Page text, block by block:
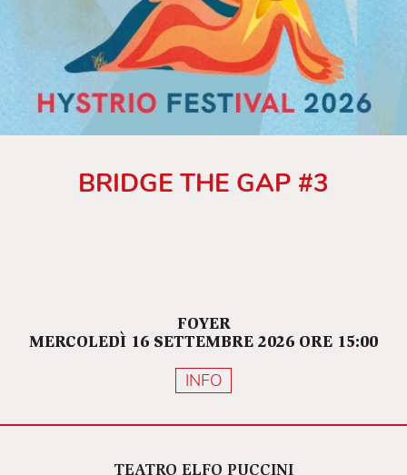
BRIDGE THE GAP #3
FOYER
MERCOLEDÌ 16 SETTEMBRE 2026 ORE 15:00
INFO
TEATRO ELFO PUCCINI